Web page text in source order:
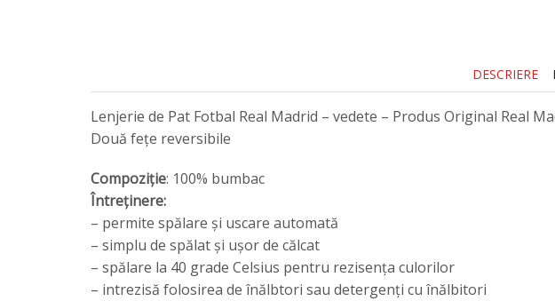
DESCRIERE
Lenjerie de Pat Fotbal Real Madrid – vedete – Produs Original Real
Două fețe reversibile
Compoziție: 100% bumbac
Întreținere:
– permite spălare și uscare automată
– simplu de spălat și ușor de călcat
– spălare la 40 grade Celsius pentru rezisența culorilor
– intrezisă folosirea de înălbtori sau detergenți cu înălbitori